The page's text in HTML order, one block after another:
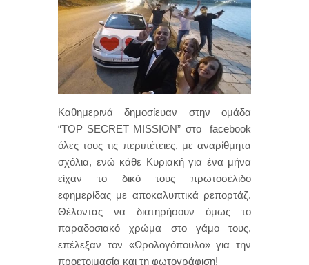
Καθημερινά δημοσίευαν στην ομάδα
“TOP SECRET MISSION” στο facebook
όλες τους τις περιπέτειες, με αναρίθμητα
σχόλια, ενώ κάθε Κυριακή για ένα μήνα
είχαν το δικό τους πρωτοσέλιδο
εφημερίδας με αποκαλυπτικά ρεπορτάζ.
Θέλοντας να διατηρήσουν όμως το
παραδοσιακό χρώμα στο γάμο τους,
επέλεξαν τον «Ωρολογόπουλο» για την
προετοιμασία και τη φωτογράφιση!